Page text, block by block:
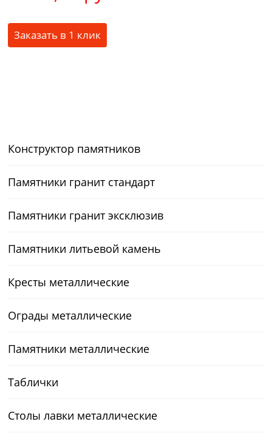
Заказать в 1 клик
Конструктор памятников
Памятники гранит стандарт
Памятники гранит эксклюзив
Памятники литьевой камень
Кресты металлические
Ограды металлические
Памятники металлические
Таблички
Столы лавки металлические